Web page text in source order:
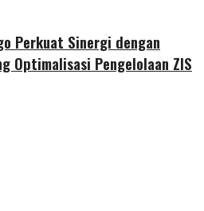
Perkuat Sinergi dengan
Optimalisasi Pengelolaan ZIS